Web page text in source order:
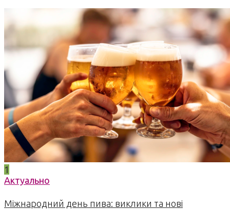
1
Актуально
Міжнародний день пива: виклики та нові